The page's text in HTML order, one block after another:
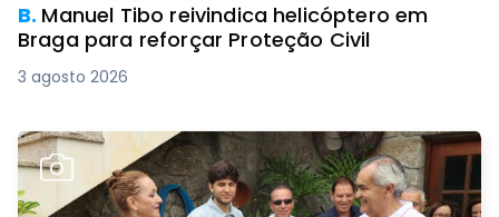
B. Manuel Tibo reivindica helicóptero em
Braga para reforçar Proteção Civil
3 agosto 2026